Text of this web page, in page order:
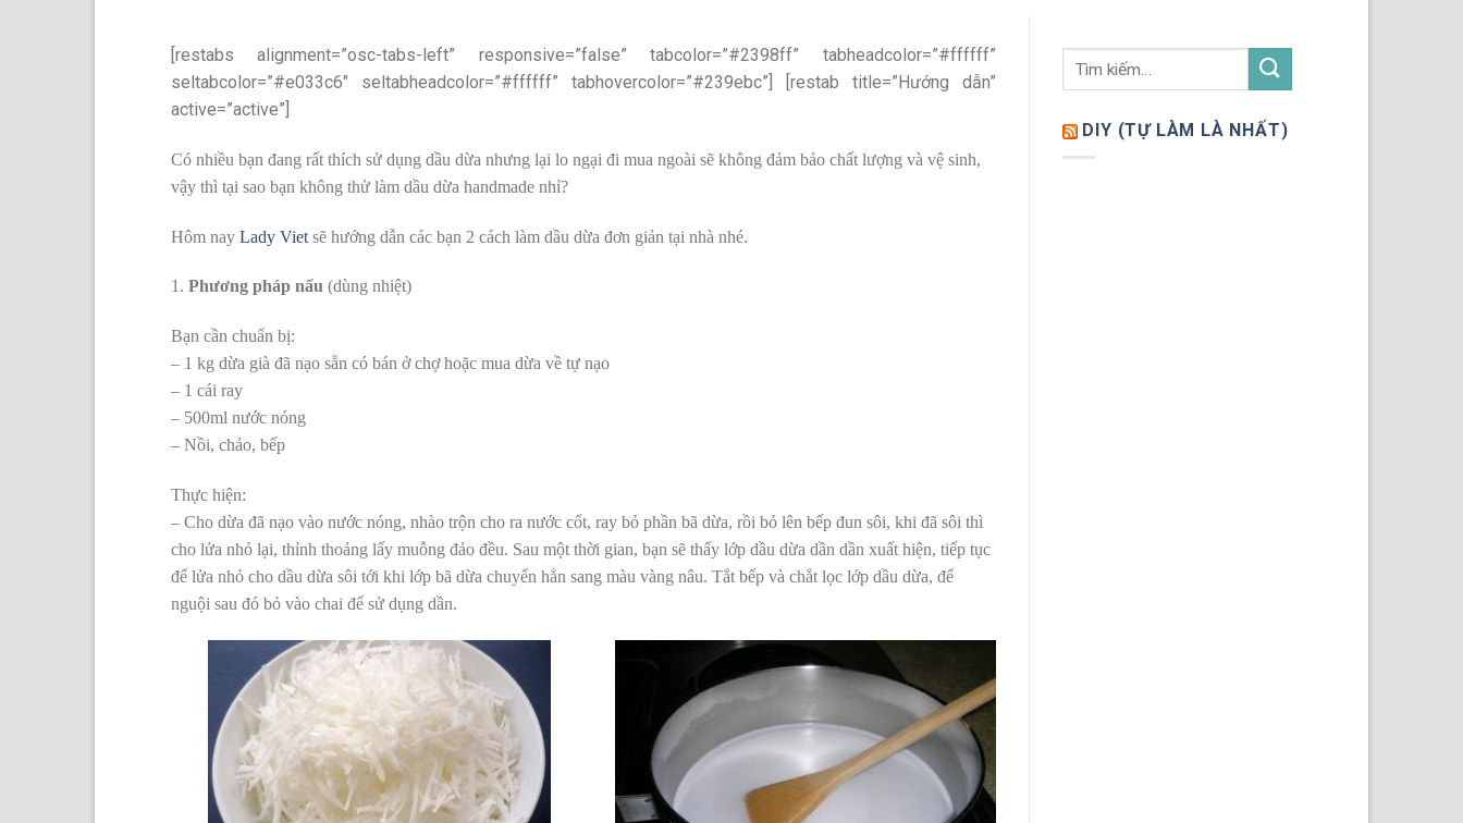
[restabs alignment=”osc-tabs-left” responsive=”false” tabcolor=”#2398ff” tabheadcolor=”#ffffff”
seltabcolor=”#e033c6″ seltabheadcolor=”#ffffff” tabhovercolor=”#239ebc”] [restab title=”Hướng dẫn”
active=”active”]
Có nhiều bạn đang rất thích sử dụng dầu dừa nhưng lại lo ngại đi mua ngoài sẽ không đảm bảo chất lượng và vệ sinh,
vậy thì tại sao bạn không thử làm dầu dừa handmade nhỉ?
Hôm nay Lady Viet sẽ hướng dẫn các bạn 2 cách làm dầu dừa đơn giản tại nhà nhé.
1. Phương pháp nấu (dùng nhiệt)
Bạn cần chuẩn bị:
– 1 kg dừa già đã nạo sẵn có bán ở chợ hoặc mua dừa về tự nạo
– 1 cái ray
– 500ml nước nóng
– Nồi, chảo, bếp
Thực hiện:
– Cho dừa đã nạo vào nước nóng, nhào trộn cho ra nước cốt, ray bỏ phần bã dừa, rồi bỏ lên bếp đun sôi, khi đã sôi thì
cho lửa nhỏ lại, thỉnh thoảng lấy muỗng đảo đều. Sau một thời gian, bạn sẽ thấy lớp dầu dừa dần dần xuất hiện, tiếp tục
để lửa nhỏ cho dầu dừa sôi tới khi lớp bã dừa chuyển hẳn sang màu vàng nâu. Tắt bếp và chắt lọc lớp dầu dừa, để
nguội sau đó bỏ vào chai để sử dụng dần.
DIY (TỰ LÀM LÀ NHẤT)